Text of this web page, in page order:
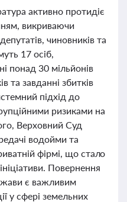
активно протидіє
викриваючи
чиновників та
17 осіб,
понад 30 мільйонів
та завданні збитків
підхід до
ризиками на
Верховний Суд
водойми та
фірмі, що стало
Повернення
є важливим
у сфері земельних